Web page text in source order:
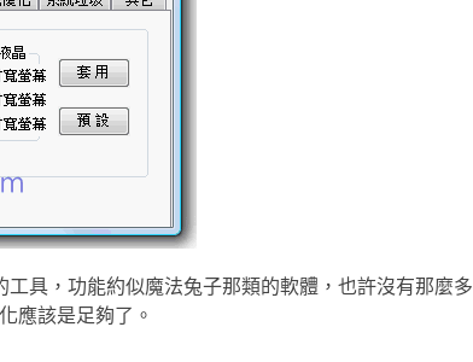
具，功能約似魔法兔子那類的軟體，也許沒有那麼多
應該是足夠了。